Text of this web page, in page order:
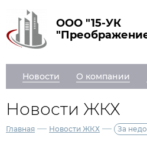
ООО "15-УК
Новости О компании
Новости ЖКХ
Главная — Новости ЖКХ — За